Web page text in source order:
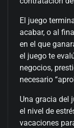
El juego
acabar, o al
en el que
el juego te
negocios,
necesario
Una gracia del
el nivel de
vacaciones